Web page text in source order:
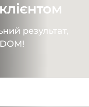
результат,